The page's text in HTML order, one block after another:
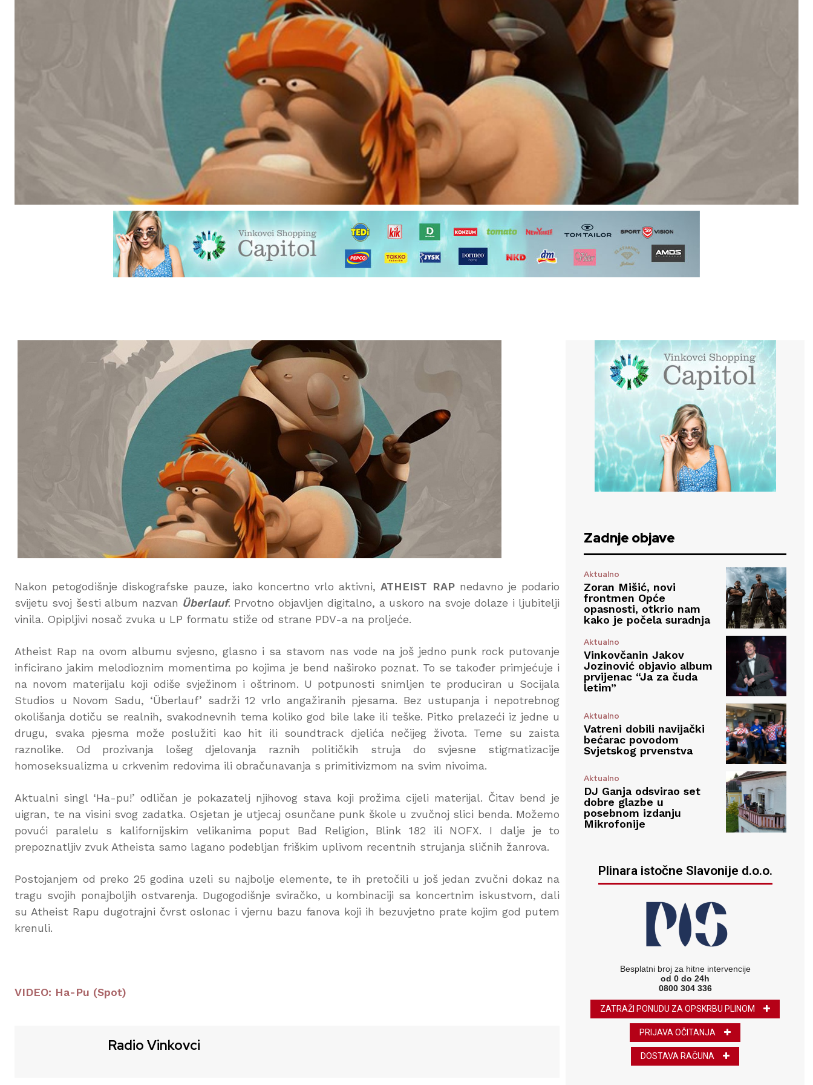
Nakon petogodišnje diskografske pauze, iako koncertno vrlo aktivni,ATHEIST RAPnedavno je podario
svijetu svoj šesti album nazvan Überlauf. Prvotno objavljen digitalno, a uskoro na svoje dolaze i ljubitelji
vinila. Opipljivi nosač zvuka u LP formatu stiže od strane PDV-a na proljeće.
Atheist Rap na ovom albumu svjesno, glasno i sa stavom nas vode na još jedno punk rock putovanje
inficirano jakim melodioznim momentima po kojima je bend naširoko poznat. To se također primjećuje i
na novom materijalu koji odiše svježinom i oštrinom. U potpunosti snimljen te produciran u Socijala
Studios u Novom Sadu, ‘Überlauf’ sadrži 12 vrlo angažiranih pjesama. Bez ustupanja i nepotrebnog
okolišanja dotiču se realnih, svakodnevnih tema koliko god bile lake ili teške. Pitko prelazeći iz jedne u
drugu, svaka pjesma može poslužiti kao hit ili soundtrack djelića nečijeg života. Teme su zaista
raznolike. Od prozivanja lošeg djelovanja raznih političkih struja do svjesne stigmatizacije
homoseksualizma u crkvenim redovima ili obračunavanja s primitivizmom na svim nivoima.
Aktualni singl ‘Ha-pu!’ odličan je pokazatelj njihovog stava koji prožima cijeli materijal. Čitav bend je
uigran, te na visini svog zadatka. Osjetan je utjecaj osunčane punk škole u zvučnoj slici benda. Možemo
povući paralelu s kalifornijskim velikanima poput Bad Religion, Blink 182 ili NOFX. I dalje je to
prepoznatljiv zvuk Atheista samo lagano podebljan friškim uplivom recentnih strujanja sličnih žanrova.
Postojanjem od preko 25 godina uzeli su najbolje elemente, te ih pretočili u još jedan zvučni dokaz na
tragu svojih ponajboljih ostvarenja. Dugogodišnje sviračko, u kombinaciji sa koncertnim iskustvom, dali
su Atheist Rapu dugotrajni čvrst oslonac i vjernu bazu fanova koji ih bezuvjetno prate kojim god putem
krenuli.
VIDEO: Ha-Pu (Spot)
Radio Vinkovci
Zadnje objave
Aktualno
Zoran Mišić, novi
frontmen Opće
opasnosti, otkrio nam
kako je počela suradnja
Aktualno
Vinkovčanin Jakov
Jozinović objavio album
prvijenac “Ja za čuda
letim”
Aktualno
Vatreni dobili navijački
bećarac povodom
Svjetskog prvenstva
Aktualno
DJ Ganja odsvirao set
dobre glazbe u
posebnom izdanju
Mikrofonije
Plinara istočne Slavonije d.o.o.
Besplatni broj za hitne intervencije
od 0 do 24h
0800 304 336
ZATRAŽI PONUDU ZA OPSKRBU PLINOM
PRIJAVA OČITANJA
DOSTAVA RAČUNA